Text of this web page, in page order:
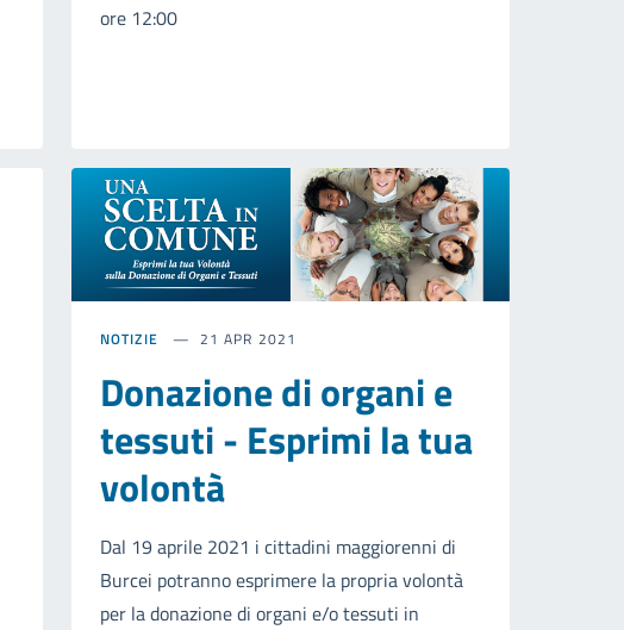
ore 12:00
NOTIZIE 21 APR 2021
Donazione di organi e
tessuti - Esprimi la tua
volontà
Dal 19 aprile 2021 i cittadini maggiorenni di
Burcei potranno esprimere la propria volontà
per la donazione di organi e/o tessuti in